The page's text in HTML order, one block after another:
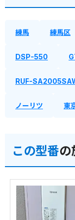
練馬 練馬区
DSP-550
RUF-
ノーリツ 東
この型番の